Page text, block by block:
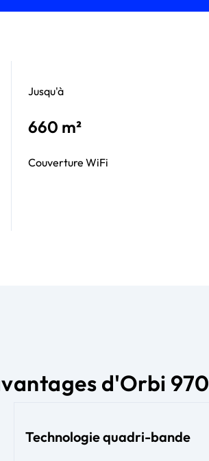
Jusqu'à
660 m²
Couverture WiFi
d'Orbi 970
Technologie quadri-bande